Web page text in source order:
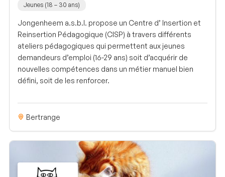
Jeunes (18 – 30 ans)
Jongenheem a.s.b.l. propose un Centre d’ Insertion et
Reinsertion Pédagogique (CISP) à travers différents
ateliers pédagogiques qui permettent aux jeunes
demandeurs d’emploi (16-29 ans) soit d’acquérir de
nouvelles compétences dans un métier manuel bien
défini, soit de les renforcer.
Bertrange